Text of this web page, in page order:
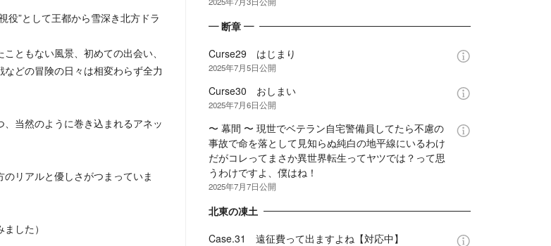
役”として王都から雪深き北方ドラ
ともない風景、初めての出会い、
どの冒険の日々は相変わらず全力
当然のように巻き込まれるアネッ
リアルと優しさがつまっていま
した）
— 断章 —
Curse29 はじまり
2025年7月5日公開
Curse30 おしまい
2025年7月6日公開
〜 幕間 〜 現世でベテラン自宅警備員してたら不慮の
事故で命を落として見知らぬ純白の地平線にいるわけ
だがコレってまさか異世界転生ってヤツでは？って思
うわけですよ、僕はね！
2025年7月7日公開
北東の凍土
Case.31 遠征費って出ますよね【対応中】